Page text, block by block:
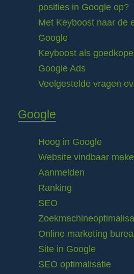
posities in Google op?
Met Keyboost naar de
Google
Keyboost als
Google Ads
Veelgestelde vragen
Google
Hoog in Google
Website vindbaar
Aanmelden
Ranking
SEO
Online marketing
Site in Google
SEO optimalisatie